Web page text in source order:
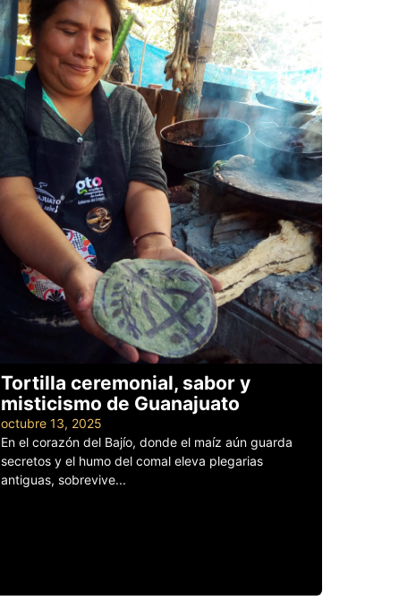
Tortilla ceremonial, sabor y
misticismo de Guanajuato
octubre 13, 2025
En el corazón del Bajío, donde el maíz aún guarda
secretos y el humo del comal eleva plegarias
antiguas, sobrevive...